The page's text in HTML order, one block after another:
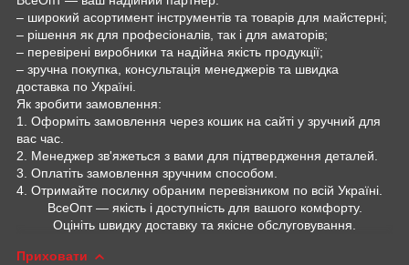
– широкий асортимент інструментів та товарів для майстерні;
– рішення як для професіоналів, так і для аматорів;
– перевірені виробники та надійна якість продукції;
– зручна покупка, консультація менеджерів та швидка
доставка по Україні.
Як зробити замовлення:
1. Оформіть замовлення через кошик на сайті у зручний для
вас час.
2. Менеджер зв'яжеться з вами для підтвердження деталей.
3. Оплатіть замовлення зручним способом.
4. Отримайте посилку обраним перевізником по всій Україні.
ВсеОпт — якість і доступність для вашого комфорту.
Оцініть швидку доставку та якісне обслуговування.
Приховати